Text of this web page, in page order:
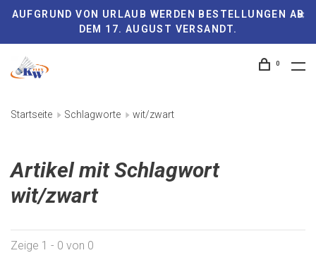
AUFGRUND VON URLAUB WERDEN BESTELLUNGEN AB
DEM 17. AUGUST VERSANDT.
0
Startseite Schlagworte wit/zwart
Artikel mit Schlagwort
wit/zwart
Zeige 1 - 0 von 0